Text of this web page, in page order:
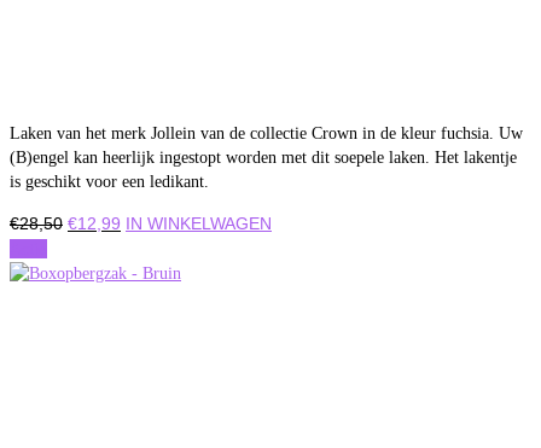
Laken van het merk Jollein van de collectie Crown in de kleur fuchsia. Uw
(B)engel kan heerlijk ingestopt worden met dit soepele laken. Het lakentje
is geschikt voor een ledikant.
€28,50 Oorspronkelijke
was:
€12,99 Huidige
is:
IN WINKELWAGEN